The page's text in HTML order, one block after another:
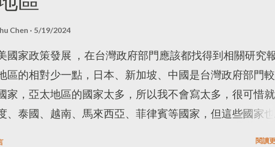
已成日常工作之一。我自小到大在這塊土地學習，但所學
這個島沒有關連，我受西式的教育長大，對於台灣的傳統
知，甚至因為當時執政者的原因，我也無法用這塊土地原
長輩溝通，所以偶爾我也會像書中的主角一樣，懷疑自己
中的主角有著中文的姓名，但因為監護人的要求，他使用
論自我與寫作》、《自己的房間》，去年在病床上讀了
！」不恐龍大法官RBG第一手珍貴訪談錄 》引起護理師
我為什麼不滑手機而是一直在讀電子書。 我的第一台電子
Kindle，是當時的上司送給工作單位每個員工的禮
我準備出發去柏林，我收到了閱讀器實在開心不已。當時
Chen 5/19/2024
國家政策發展 ，在台灣政府部門應該都找得到相關研究
區的相對少一點，日本、新加坡、中國是台灣政府部門較
家，亞太地區的國家太多，所以我不會寫太多，很可惜就
、泰國、越南、馬來西亞、菲律賓等國家，但這些國家也
閱讀